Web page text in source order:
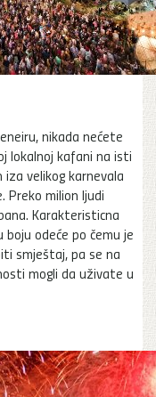
nikada nećete
lokalnoj kafani na isti
iza velikog karnevala
Preko milion ljudi
Karakteristicna
odeće po čemu je
smještaj, pa se na
mogli da uživate u